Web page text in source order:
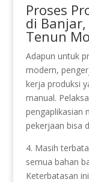
Proses
di
Tenun
Adapun untuk
modern,
kerja produksi
manual.
pengaplikasian
pekerjaan bisa
4. Masih
semua bahan
Keterbatasan